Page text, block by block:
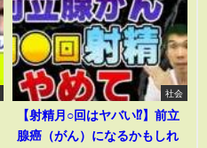
社会
【射精月○回はヤバい⁉︎】前立
腺癌（がん）になるかもしれ